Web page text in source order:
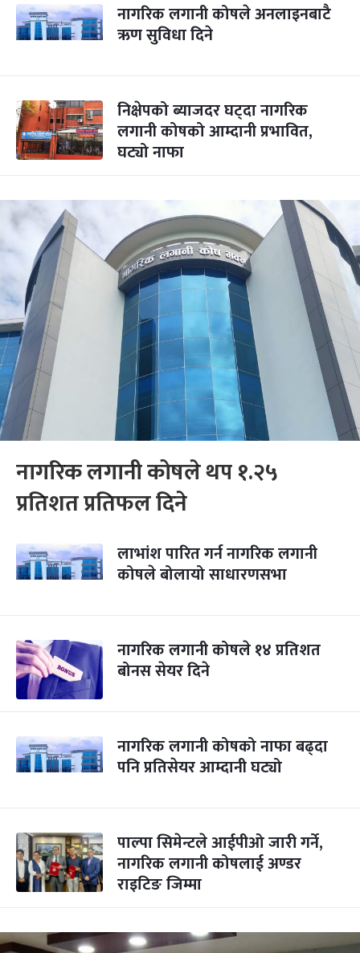
नागरिक लगानी कोषले अनलाइनबाटै
ऋण सुविधा दिने
निक्षेपको ब्याजदर घट्दा नागरिक
लगानी कोषको आम्दानी प्रभावित,
घट्यो नाफा
नागरिक लगानी कोषले थप १.२५
प्रतिशत प्रतिफल दिने
लाभांश पारित गर्न नागरिक लगानी
कोषले बोलायो साधारणसभा
नागरिक लगानी कोषले १४ प्रतिशत
बोनस सेयर दिने
नागरिक लगानी कोषको नाफा बढ्दा
पनि प्रतिसेयर आम्दानी घट्यो
पाल्पा सिमेन्टले आईपीओ जारी गर्ने,
नागरिक लगानी कोषलाई अण्डर
राइटिङ जिम्मा